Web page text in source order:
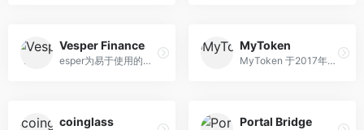
Vesper Finance
esper为易于使用的去中心化金...
MyToken
MyToken 于2017年8月成立，选...
coinglass Portal Bridge